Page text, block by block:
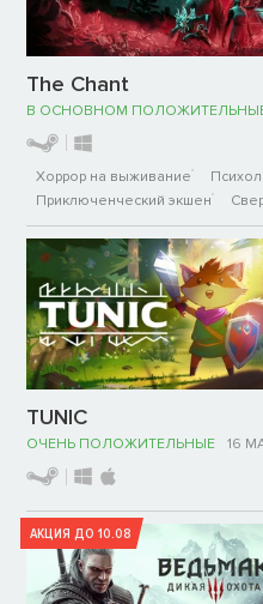
The Chant
В ОСНОВНОМ
Хоррор на выживание
Приключенческий экшен
TUNIC
ОЧЕНЬ ПОЛОЖИТЕЛЬНЫЕ 16
АКЦИЯ ДО 10.08